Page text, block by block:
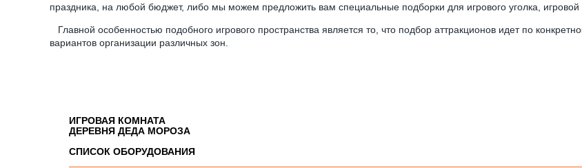
праздника, на любой бюджет, либо мы можем предложить вам специальные подборки для игрового уголка, игровой
Главной особенностью подобного игрового пространства является то, что подбор аттракционов идет по
вариантов организации различных зон.
ИГРОВАЯ КОМНАТА
ДЕРЕВНЯ ДЕДА МОРОЗА
СПИСОК ОБОРУДОВАНИЯ